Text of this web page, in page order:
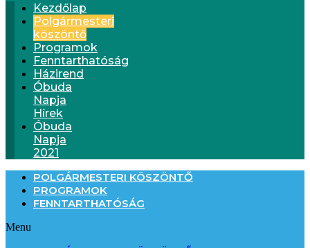
Kezdőlap
Polgármesteri
köszöntő
Programok
Fenntarthatóság
Házirend
Óbuda
Napja
Hírek
Óbuda
Napja
2021
POLGÁRMESTERI KÖSZÖNTŐ
PROGRAMOK
FENNTARTHATÓSÁG
Menu